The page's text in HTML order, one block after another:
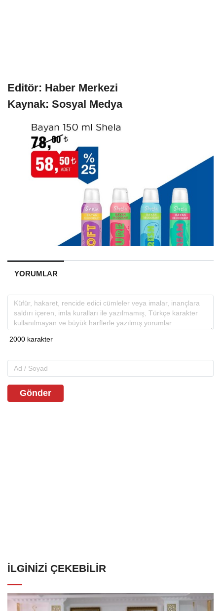
Editör: Haber Merkezi
Kaynak: Sosyal Medya
YORUMLAR
Gönder
İLGINIZI ÇEKEBILIR